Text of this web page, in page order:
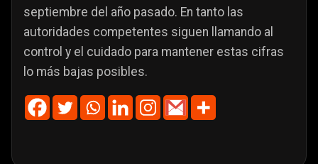
septiembre del año pasado. En tanto las
autoridades competentes siguen llamando al
control y el cuidado para mantener estas cifras
lo más bajas posibles.